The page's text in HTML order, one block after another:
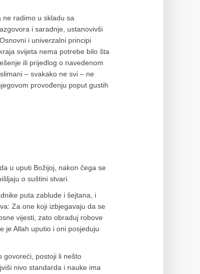
ne radimo u skladu sa
i saradnje, ustanovivši
i univerzalni principi
svijeta nema potrebe bilo šta
ili prijedlog o navedenom
– svakako ne svi – ne
provođenju poput gustih
u uputi Božijoj, nakon čega se
o suštini stvari.
puta zablude i šejtana, i
Za one koji izbjegavaju da se
vijesti, zato obraduj robove
je Allah uputio i oni posjeduju
govoreći, postoji li nešto
nivo standarda i nauke ima